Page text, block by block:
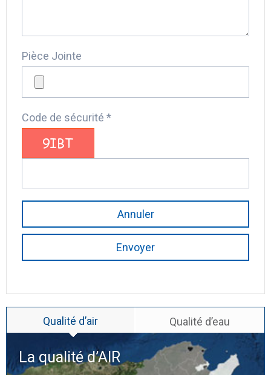
Pièce Jointe
Code de sécurité *
Annuler
Envoyer
Qualité d’air Qualité d’eau
La qualité d’AIR